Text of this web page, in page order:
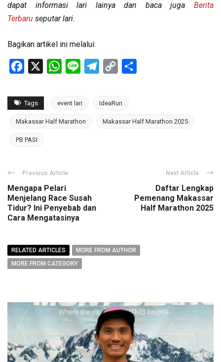
dapat informasi lari lainya dan baca juga Berita
Terbaru seputar lari.
Bagikan artikel ini melalui:
Facebook WhatsApp
Line Telegram
Copy
Tags event lari IdeaRun
Makassar Half Marathon Makassar Half Marathon 2025
PB PASI
Previous Article
Mengapa Pelari
Menjelang Race Susah
Tidur? Ini Penyebab dan
Cara Mengatasinya
Next Article
Daftar Lengkap
Pemenang Makassar
Half Marathon 2025
RELATED ARTICLES
MORE FROM AUTHOR
MORE FROM CATEGORY